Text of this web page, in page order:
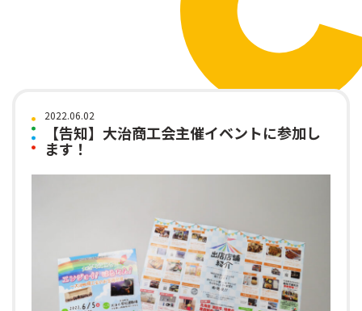
2022.06.02
【告知】大治商工会主催イベントに参加し
ます！